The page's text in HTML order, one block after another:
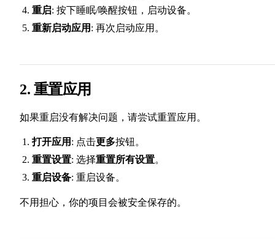
重启: 按下睡眠/唤醒按钮，启动设备。
重新启动应用 : 再次启动应用。
2. 重置应用
如果重启没有解决问题，请尝试重置应用。
打开应用 : 点击更多按钮。
重置设置: 选择重置所有设置。
重启设备: 重启设备。
不用担心，你的项目会被安全保存的。